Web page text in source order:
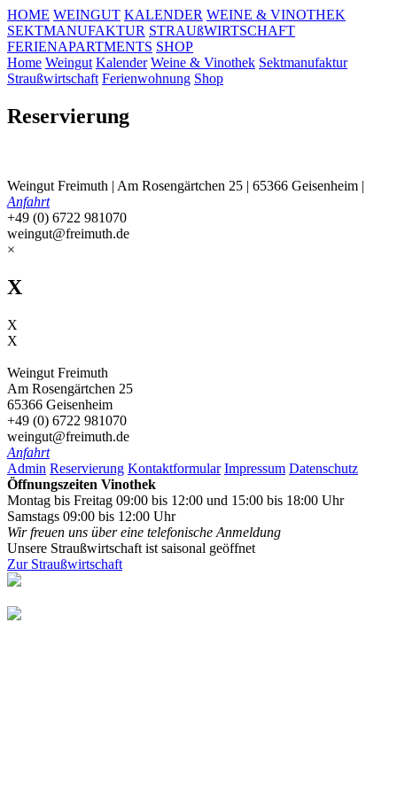
HOME WEINGUT KALENDER WEINE & VINOTHEK
SEKTMANUFAKTUR STRAUßWIRTSCHAFT
FERIENAPARTMENTS SHOP
Home Weingut Kalender Weine & Vinothek Sektmanufaktur
Straußwirtschaft Ferienwohnung Shop
Reservierung
Weingut Freimuth | Am Rosengärtchen 25 | 65366 Geisenheim |
Anfahrt
+49 (0) 6722 981070
weingut@freimuth.de
×
X
X
X
Weingut Freimuth
Am Rosengärtchen 25
65366 Geisenheim
+49 (0) 6722 981070
weingut@freimuth.de
Anfahrt
Admin Reservierung Kontaktformular Impressum Datenschutz
Öffnungszeiten Vinothek
Montag bis Freitag 09:00 bis 12:00 und 15:00 bis 18:00 Uhr
Samstags 09:00 bis 12:00 Uhr
Wir freuen uns über eine telefonische Anmeldung
Unsere Straußwirtschaft ist saisonal geöffnet
Zur Straußwirtschaft